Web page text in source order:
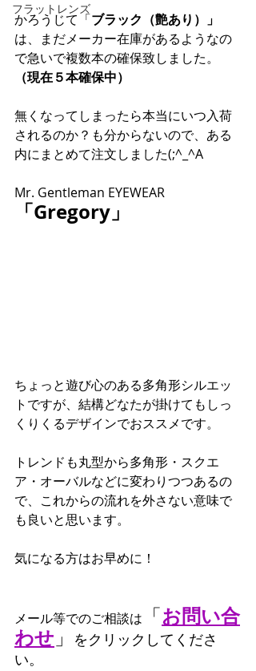
フラットレンズ
かろうじて「ブラック（艶あり）」
は、まだメーカー在庫があるようなの
で急いで複数本の確保致しました。
（現在５本確保中）
無くなってしまったら本当にいつ入荷
されるのか？も分からないので、ある
内にまとめて注文しました(;^_^A
Mr. Gentleman EYEWEAR
「Gregory」
ちょっと遊び心のある多角形シルエッ
トですが、結構どなたが掛けてもしっ
くりくるデザインでおススメです。
トレンドも丸型から多角形・スクエ
ア・オーバルなどに変わりつつあるの
で、これからの流れを外さない意味で
も良いと思います。
気になる方はお早めに！
メール等でのご相談は 「お問い合
わせ 」
をクリックしてくださ
い。